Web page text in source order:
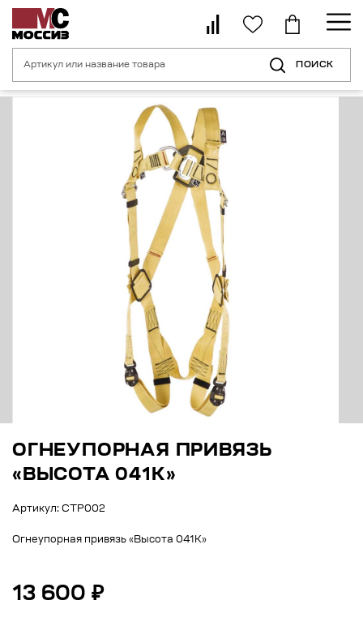
ПОИСК
Главная страница Средства индивидуальной защиты от
ОГНЕУПОРНАЯ ПРИВЯЗЬ
«ВЫСОТА 041K»
Артикул: СТР002
Огнеупорная привязь «Высота 041K»
13 600 ₽